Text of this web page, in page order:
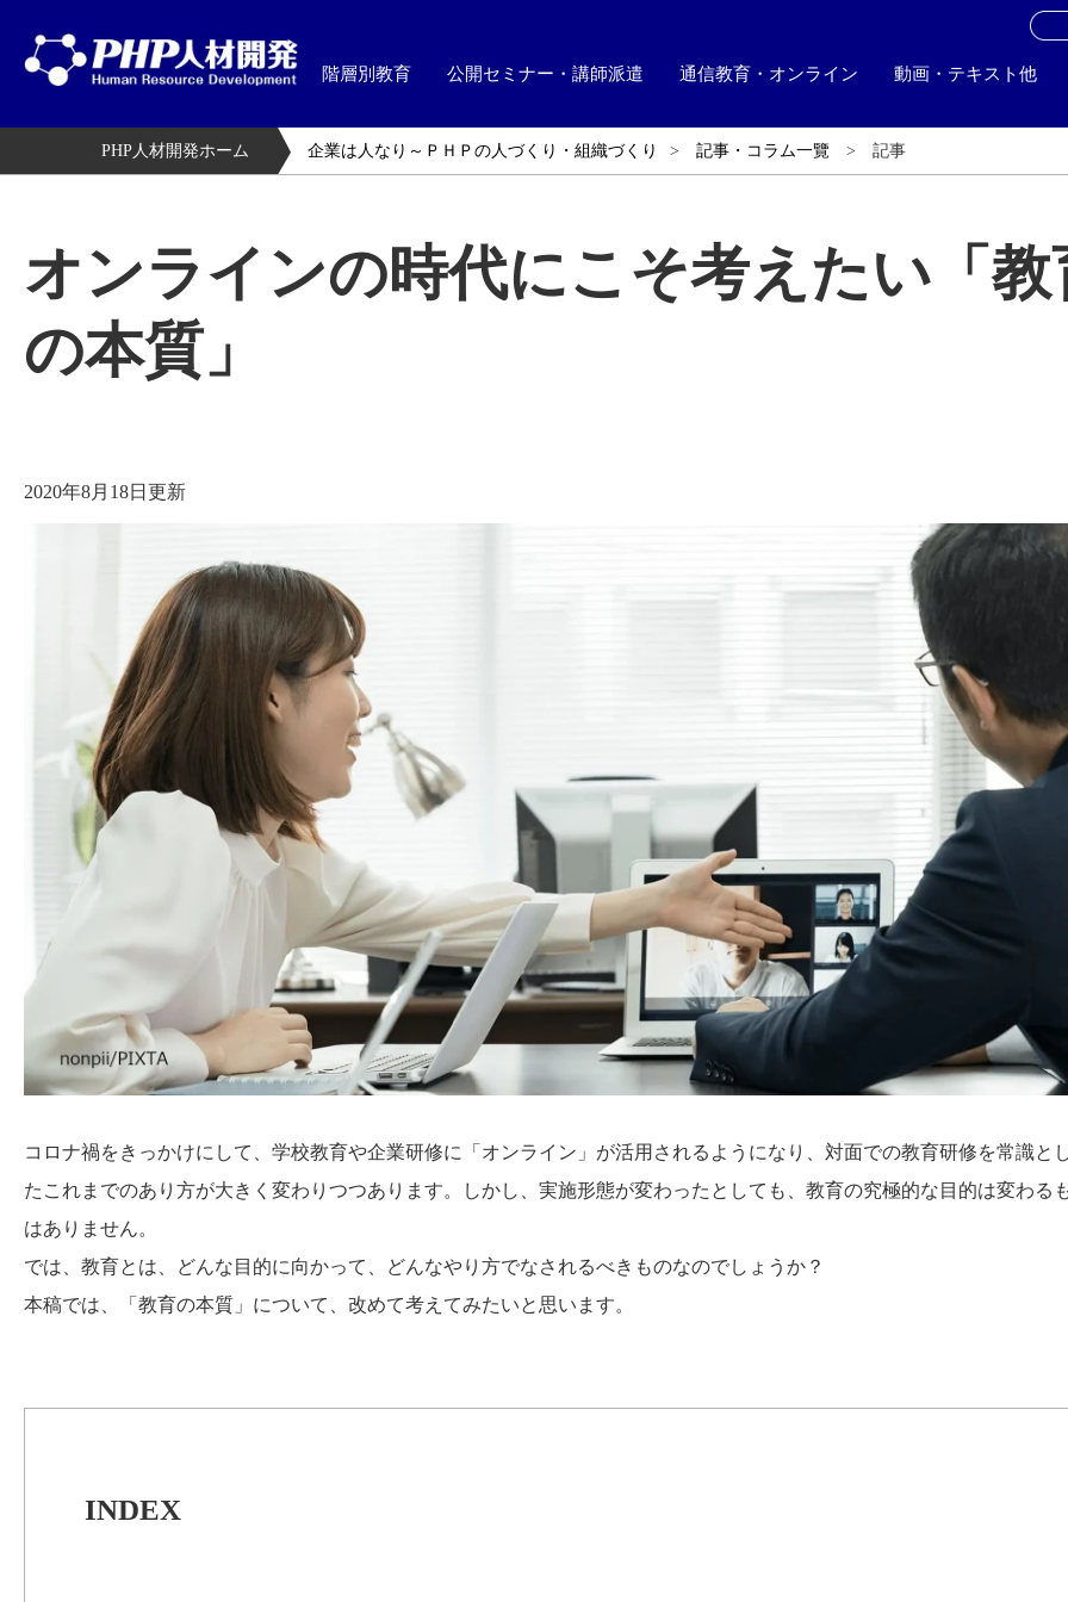
階層別教育 公開セミナー・講師派遣 通信教育・オンライン 動画・テキスト他
PHP人材開発ホーム 企業は人なり～ＰＨＰの人づくり・組織づくり 記事・コラム一覽 記事
オンラインの時代にこそ考えたい「教
の本質」
2020年8月18日更新
コロナ禍をきっかけにして、学校教育や企業研修に「オンライン」が活用されるようになり、対面での教育研修を常識と
たこれまでのあり方が大きく変わりつつあります。しかし、実施形態が変わったとしても、教育の究極的な目的は変わる
はありません。
では、教育とは、どんな目的に向かって、どんなやり方でなされるべきものなのでしょうか？
本稿では、「教育の本質」について、改めて考えてみたいと思います。
INDEX